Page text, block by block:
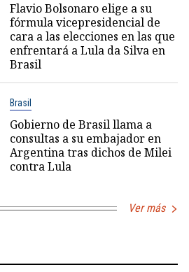
Flavio Bolsonaro elige a su
fórmula vicepresidencial de
cara a las elecciones en las que
enfrentará a Lula da Silva en
Brasil
Brasil
Gobierno de Brasil llama a
consultas a su embajador en
Argentina tras dichos de Milei
contra Lula
Ver más